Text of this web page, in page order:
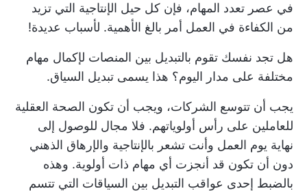
في عصر تعدد المهام، فإن كل حيل الإنتاجية التي تزيد
من الكفاءة في العمل أمر بالغ الأهمية. لأسباب عديدة!
هل تجد نفسك تقوم بالتبديل بين المنصات لإكمال مهام
مختلفة على مدار اليوم؟ هذا يسمى تبديل السياق.
يجب أن تتوسع الشركات، ويجب أن تكون الصحة العقلية
للعاملين على رأس أولوياتهم. فلا مجال للوصول إلى
نهاية يوم العمل وأنت تشعر بالإنتاجية والإرهاق الذهني
دون أن تكون قد أنجزت أي مهام ذات أولوية. وهذه
بالضبط إحدى عواقب التبديل بين السياقات التي تتسم